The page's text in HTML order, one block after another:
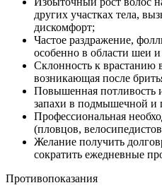
других участках тела,
дискомфорт;
Частое раздражение,
особенно в области шеи
Склонность к врастанию
возникающая после
Повышенная потливость
запахи в подмышечной и
Профессиональная
(пловцов,
Желание получить
сократить ежедневные
Противопоказания